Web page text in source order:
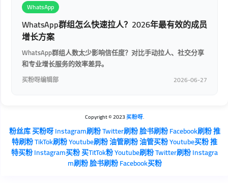
WhatsApp
WhatsApp群组怎么快速拉人？2026年最有效的成员
增长方案
WhatsApp群组人数太少影响信任度？对比手动拉人、社交分享
和专业增长服务的效率差异。
买粉呀编辑部 2026-06-27
Copyright © 2023买粉呀.
粉丝库买粉呀Instagram刷粉Twitter刷粉脸书刷粉Facebook刷粉推
特刷粉TikTok刷粉Youtube刷粉油管刷粉油管买粉Youtube买粉推
特买粉Instagram买粉买TitTok粉Youtube刷粉Twitter刷粉Instagra
m刷粉脸书刷粉Facebook买粉